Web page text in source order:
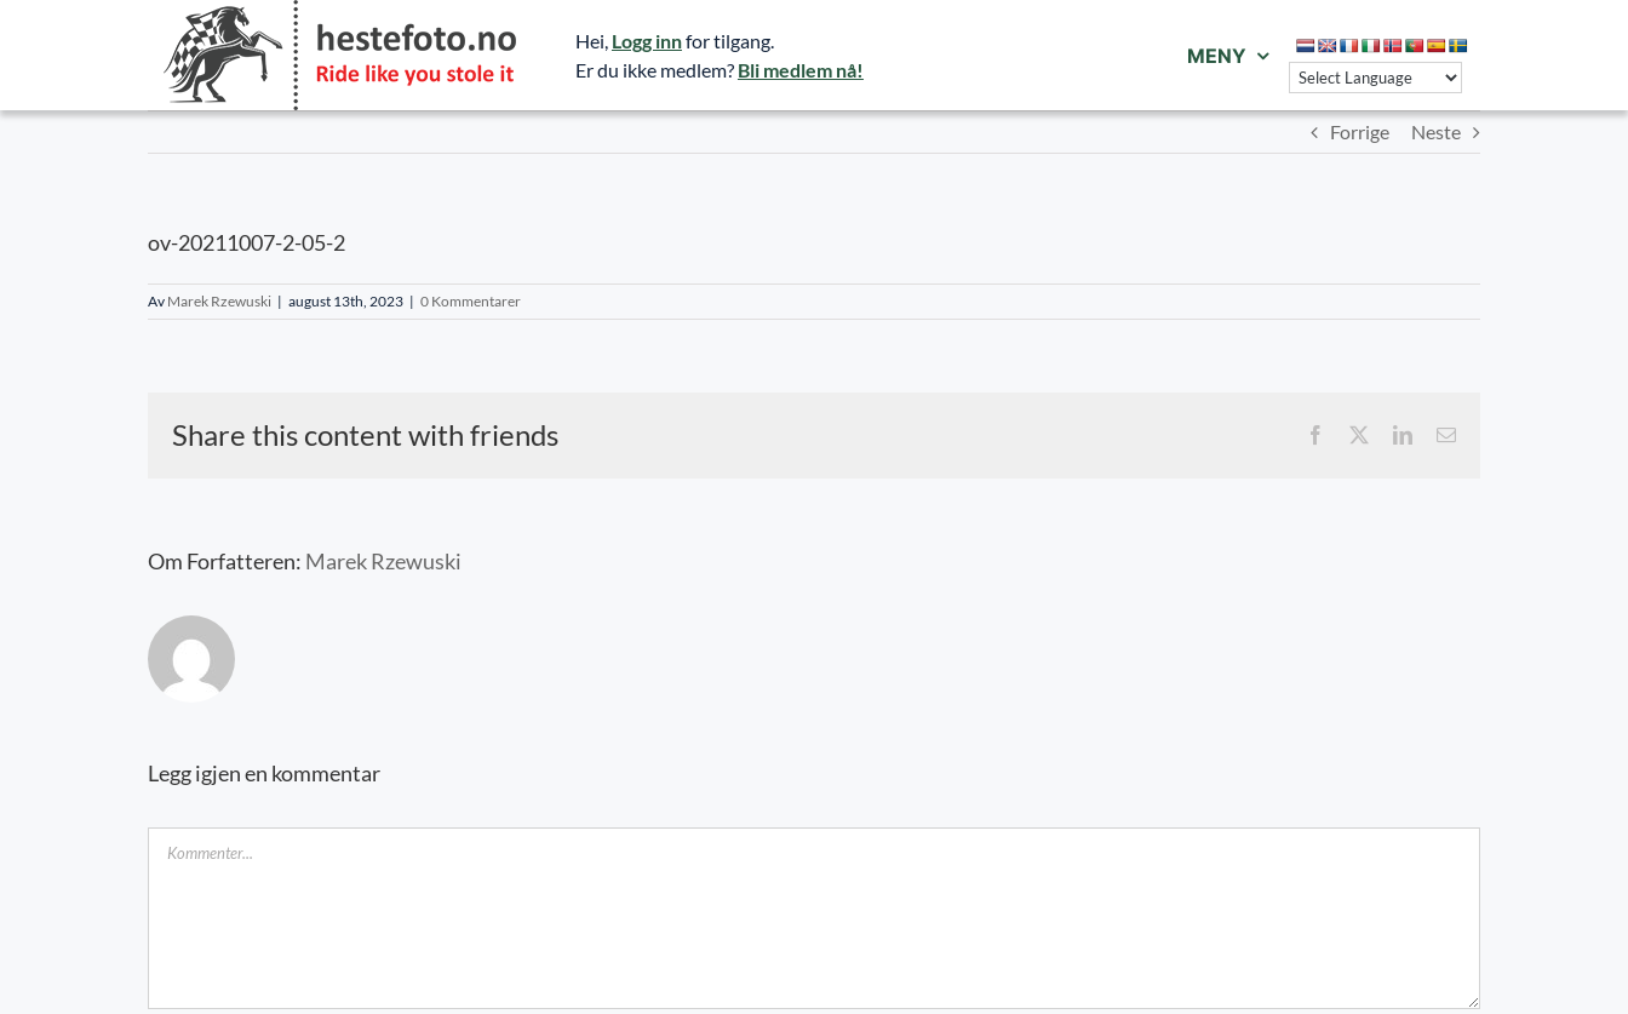
Hei, Logg innfor tilgang.
Er du ikke medlem? Bli medlem nå!
MENY
Forrige Neste
ov-20211007-2-05-2
Av Marek Rzewuski | august 13th, 2023 | 0 Kommentarer
Share this content with friends Facebook LinkedIn
E-
Om Forfatteren: Marek Rzewuski
Legg igjen en kommentar